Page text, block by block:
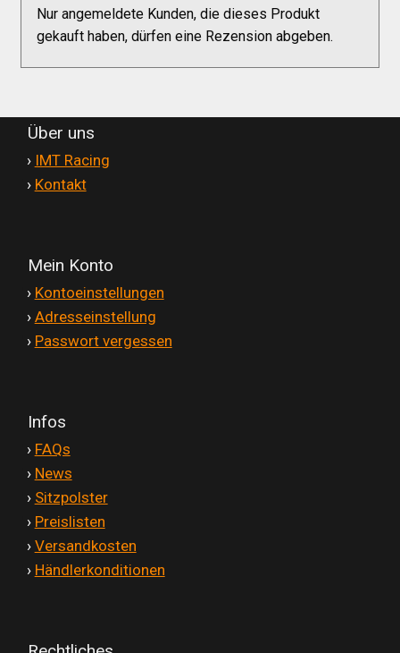
Zahlungsarten
Nur angemeldete Kunden, die dieses Produkt
gekauft haben, dürfen eine Rezension abgeben.
Über uns
› IMT Racing
› Kontakt
Mein Konto
› Kontoeinstellungen
› Adresseinstellung
› Passwort vergessen
Infos
› FAQs
› News
› Sitzpolster
› Preislisten
› Versandkosten
› Händlerkonditionen